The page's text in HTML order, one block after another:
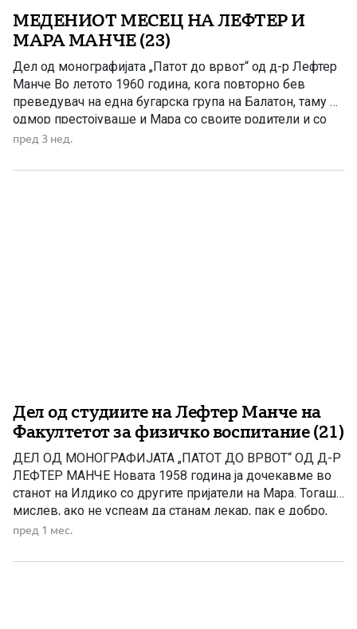
МЕДЕНИОТ МЕСЕЦ НА ЛЕФТЕР И
МАРА МАНЧЕ (23)
Дел од монографијата „Патот до врвот“ од д-р Лефтер
Манче Во летото 1960 година, кога повторно бев
преведувач на една бугарска група на Балатон, таму на
одмор престојуваше и Мара со своите родители и со
Ева. Ја поканив да дојде со мене со брод до Бадацон,
[…]
пред 3 нед.
Дел од студиите на Лефтер Манче на
Факултетот за физичко воспитание (21)
ДЕЛ ОД МОНОГРАФИЈАТА „ПАТОТ ДО ВРВОТ“ OД Д-Р
ЛЕФТЕР МАНЧЕ Новата 1958 година ја дочекавме во
станот на Илдико со другите пријатели на Мара. Тогаш
мислев, ако не успеам да станам лекар, пак е добро,
зашто имам убава девојка и почнав да чувствувам
професор по физичка култура пред […]
пред 1 мес.